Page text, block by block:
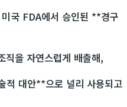
국 FDA에서 승인된 **경구
직을 자연스럽게 배출해,
적 대안**으로 널리 사용되고